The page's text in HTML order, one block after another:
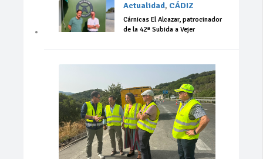
Actualidad, CÁDIZ
Cárnicas El Alcazar, patrocinador
de la 42ª Subida a Vejer